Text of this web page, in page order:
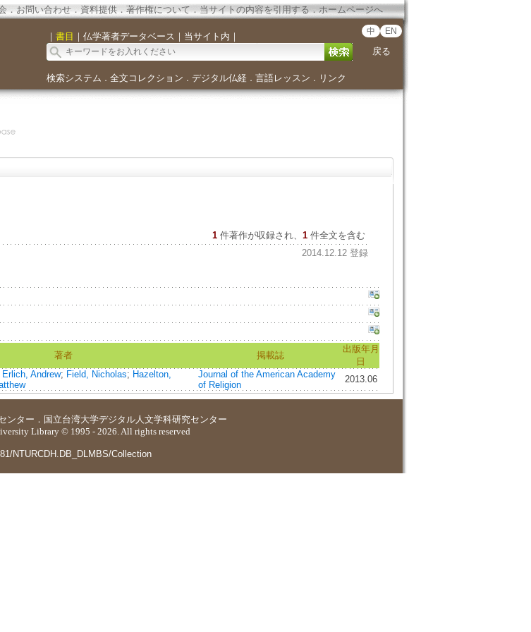
． お問い合わせ． 資料提供．著作権について．当サイトの内容を引用する．ホームページへ
｜ 書目 ｜ 仏学著者データベース ｜ 当サイト内 ｜ 中 EN
戻る
検索システム ． 全文コレクション ． デジタル仏経． 言語レッスン ． リンク
1 件著作が収録され、 1件全文を含む
2014.12.12 登録
著者 掲載誌
出版年月
日
Erlich, Andrew; Field, Nicholas; Hazelton,
Journal of the American Academy
of Religion
2013.06
ンター ． 国立台湾大学デジタル人文学科研究センター
Library © 1995 - 2026. All rights reserved
NTURCDH.DB_DLMBS/Collection